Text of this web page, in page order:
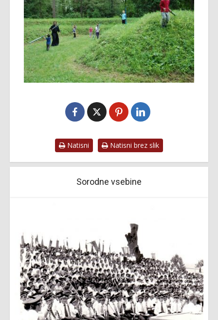
Natisni Natisni brez slik
Sorodne vsebine